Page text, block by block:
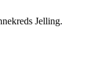
Jelling.